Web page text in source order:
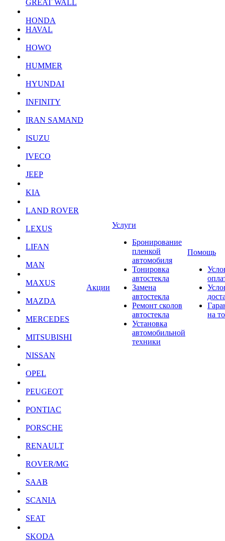
GREAT WALL
HONDA
HAVAL
HOWO
HUMMER
HYUNDAI
INFINITY
IRAN SAMAND
ISUZU
IVECO
JEEP
KIA
LAND ROVER
LEXUS
LIFAN
MAN
MAXUS
MAZDA
MERCEDES
MITSUBISHI
NISSAN
OPEL
PEUGEOT
PONTIAC
PORSCHE
RENAULT
ROVER/MG
SAAB
SCANIA
SEAT
SKODA
Акции
Услуги
Бронирование
пленкой
автомобиля
Тонировка
автостекла
Замена
автостекла
Ремонт сколов
автостекла
Установка
автомобильной
техники
Помощь
на